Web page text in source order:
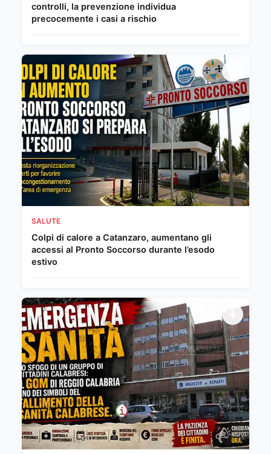
controlli, la prevenzione individua
precocemente i casi a rischio
SALUTE
Colpi di calore a Catanzaro, aumentano gli
accessi al Pronto Soccorso durante l’esodo
estivo